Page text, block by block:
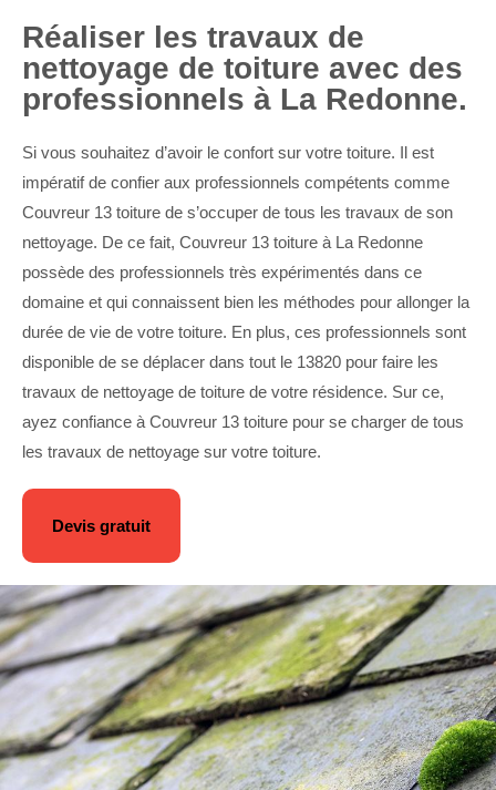
Réaliser les travaux de
nettoyage de toiture avec des
professionnels à La Redonne.
Si vous souhaitez d’avoir le confort sur votre toiture. Il est
impératif de confier aux professionnels compétents comme
Couvreur 13 toiture de s’occuper de tous les travaux de son
nettoyage. De ce fait, Couvreur 13 toiture à La Redonne
possède des professionnels très expérimentés dans ce
domaine et qui connaissent bien les méthodes pour allonger la
durée de vie de votre toiture. En plus, ces professionnels sont
disponible de se déplacer dans tout le 13820 pour faire les
travaux de nettoyage de toiture de votre résidence. Sur ce,
ayez confiance à Couvreur 13 toiture pour se charger de tous
les travaux de nettoyage sur votre toiture.
Devis gratuit